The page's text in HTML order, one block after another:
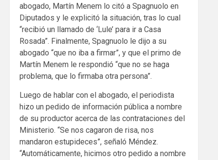
abogado, Martín Menem lo citó a Spagnuolo en
Diputados y le explicitó la situación, tras lo cual
“recibió un llamado de ‘Lule’ para ir a Casa
Rosada”. Finalmente, Spagnuolo le dijo a su
abogado “que no iba a firmar”, y que el primo de
Martín Menem le respondió “que no se haga
problema, que lo firmaba otra persona”.
Luego de hablar con el abogado, el periodista
hizo un pedido de información pública a nombre
de su productor acerca de las contrataciones del
Ministerio. “Se nos cagaron de risa, nos
mandaron estupideces”, señaló Méndez.
“Automáticamente, hicimos otro pedido a nombre